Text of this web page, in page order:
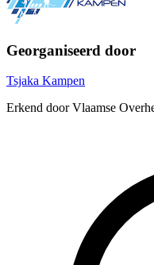
Georganiseerd door
Tsjaka Kampen
Erkend door Vlaamse